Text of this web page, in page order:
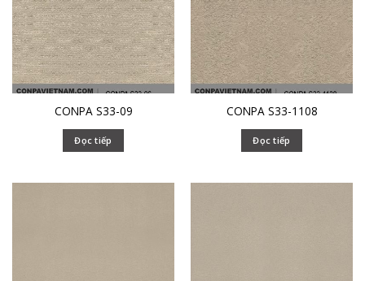
CONPA S33-09
Đọc tiếp
CONPA S33-1108
Đọc tiếp